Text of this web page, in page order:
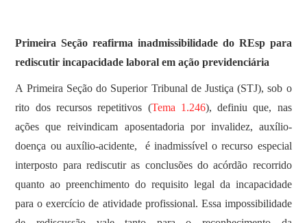
Primeira Seção reafirma inadmissibilidade do REsp para
rediscutir incapacidade laboral em ação previdenciária
​A Primeira Seção do Superior Tribunal de Justiça (STJ), sob o
rito dos recursos repetitivos (Tema 1.246), definiu que, nas
ações que reivindicam aposentadoria por invalidez, auxílio-
doença ou auxílio-acidente, é inadmissível o recurso especial
interposto para rediscutir as conclusões do acórdão recorrido
quanto ao preenchimento do requisito legal da incapacidade
para o exercício de atividade profissional. Essa impossibilidade